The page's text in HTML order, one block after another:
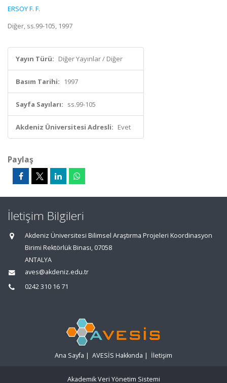
ERSOY F. F.
Diğer, ss.99-105, 1997
Yayın Türü: Diğer Yayınlar / Diğer
Basım Tarihi: 1997
Sayfa Sayıları: ss.99-105
Akdeniz Üniversitesi Adresli: Evet
Paylaş
İletişim Bilgileri
Akdeniz Üniversitesi Bilimsel Araştırma Projeleri Koordinasyon
Birimi Rektörlük Binası, 07058
ANTALYA
aves@akdeniz.edu.tr
0242 310 16 71
Ana Sayfa | AVESİS Hakkında | İletişim
Akademik Veri Yönetim Sistemi